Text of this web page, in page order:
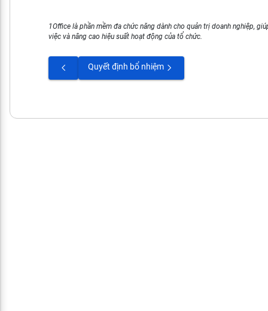
1Office là phần mềm đa chức năng dành cho quản trị doanh nghiệp,
việc và nâng cao hiệu suất hoạt động của tổ chức.
Quyết định bổ nhiệm